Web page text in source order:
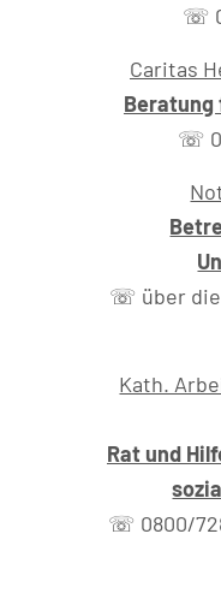
☏
Caritas
Beratung
☏
☏ über
Kath.
Rat und
☏ 0800/